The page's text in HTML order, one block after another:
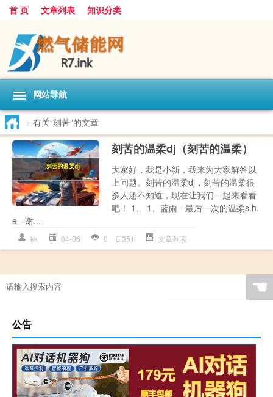
首 页 文章列表 知识分类
网站导航
> 有关“刻苦”的文章
刻苦的温柔dj（刻苦的温柔）
大家好，我是小新，我来为大家解答以
上问题。刻苦的温柔dj，刻苦的温柔很
多人还不知道，现在让我们一起来看看
吧！ 1、 1、蓝雨 - 最后一次的温柔s.h.
e - 谢...
kk 04-06 0 351 文章列表
☚
公告